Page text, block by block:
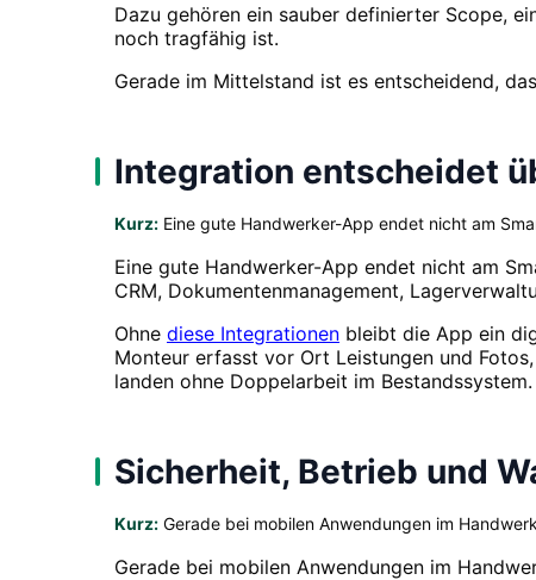
Dazu gehören ein sauber definierter Scope,
noch tragfähig ist.
Gerade im Mittelstand ist es entscheidend,
Integration entscheidet
Kurz: Eine gute Handwerker-App endet nicht am
Eine gute Handwerker-App endet nicht am
CRM, Dokumentenmanagement,
Ohne diese Integrationen bleibt die App ein
Monteur erfasst vor Ort Leistungen und
landen ohne Doppelarbeit im
Sicherheit, Betrieb und
Kurz: Gerade bei mobilen Anwendungen im
Gerade bei mobilen Anwendungen im